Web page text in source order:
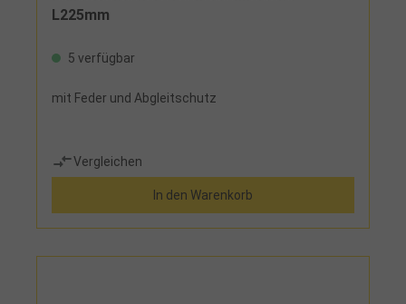
L225mm
5 verfügbar
mit Feder und Abgleitschutz
Vergleichen
In den Warenkorb